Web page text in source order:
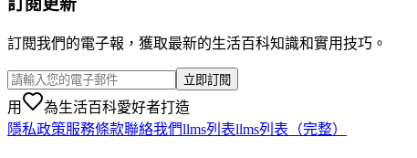
訂閱我們的電子報，獲取最新的生活百科知識和實用技巧。
立即訂閱
用
為生活百科愛好者打造
隱私政策服務條款聯絡我們llms列表llms列表（完整）